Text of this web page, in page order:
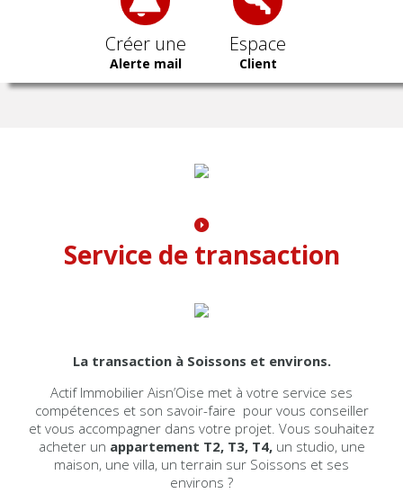
Créer une
Alerte mail
Espace
Client
Service de transaction
La transaction à Soissons et environs.
Actif Immobilier Aisn’Oise met à votre service ses
compétences et son savoir-faire pour vous conseiller
et vous accompagner dans votre projet. Vous souhaitez
acheter un appartement T2, T3, T4,un studio, une
maison, une villa, un terrain sur Soissons et ses
environs ?